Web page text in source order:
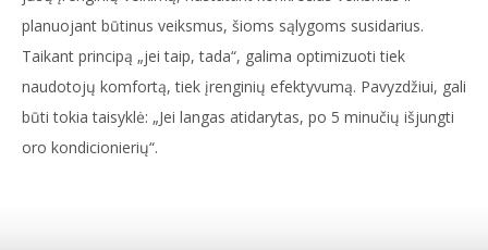
planuojant būtinus veiksmus, šioms sąlygoms susidarius.
Taikant principą „jei taip, tada“, galima optimizuoti tiek
naudotojų komfortą, tiek įrenginių efektyvumą. Pavyzdžiui, gali
būti tokia taisyklė: „Jei langas atidarytas, po 5 minučių išjungti
oro kondicionierių“.